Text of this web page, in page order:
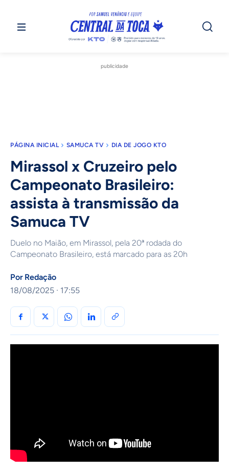
publicidade
PÁGINA INICIAL SAMUCA TV DIA DE JOGO KTO
Mirassol x Cruzeiro pelo
Campeonato Brasileiro:
assista à transmissão da
Samuca TV
Duelo no Maião, em Mirassol, pela 20ª rodada do
Campeonato Brasileiro, está marcado para as 20h
Por Redação
18/08/2025 · 17:55